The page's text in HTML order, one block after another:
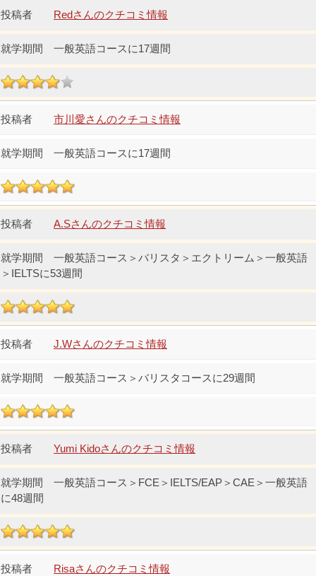
Redさんのクチコミ情報
一般英語コースに17週間
市川愛さんのクチコミ情報
一般英語コースに17週間
A.Sさんのクチコミ情報
一般英語コース＞バリスタ＞エクトリーム＞一般英語
＞IELTSに53週間
J.Wさんのクチコミ情報
一般英語コース＞バリスタコースに29週間
Yumi Kidoさんのクチコミ情報
一般英語コース＞FCE＞IELTS/EAP＞CAE＞一般英語
に48週間
Risaさんのクチコミ情報